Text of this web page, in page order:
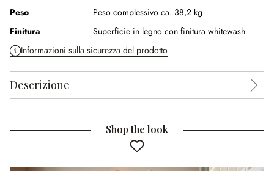
Peso
Peso complessivo ca. 38,2 kg
Finitura
Superficie in legno con finitura whitewash
Informazioni sulla sicurezza del prodotto
Descrizione
Shop the look